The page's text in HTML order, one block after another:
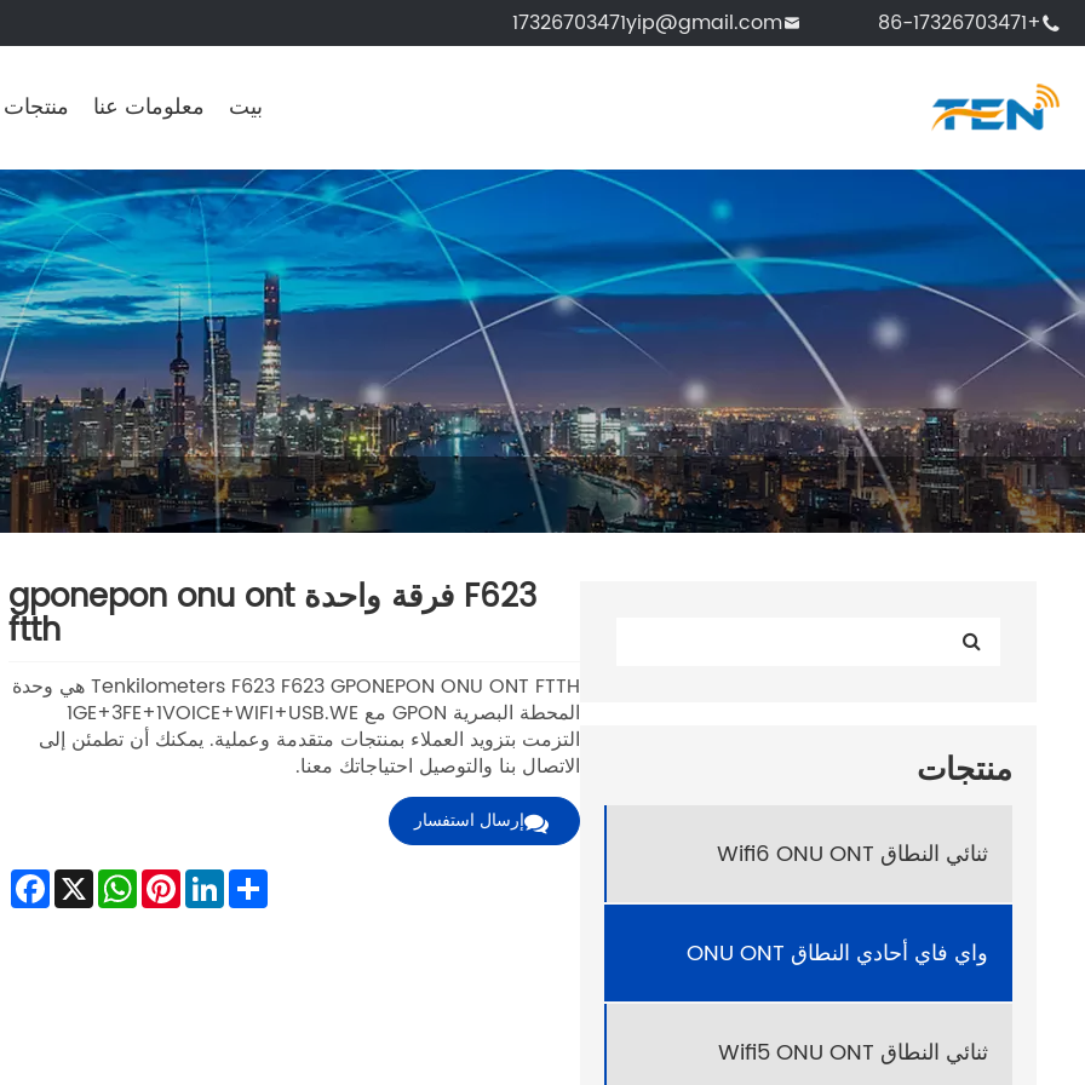

+86-17326703471

17326703471yip@gmail.com
بيت معلومات عنا منتجات
منتجات
ثنائي النطاق Wifi6 ONU ONT
واي فاي أحادي النطاق ONU ONT
ثنائي النطاق Wifi5 ONU ONT
F623 فرقة واحدة gponepon onu ont
ftth
Tenkilometers F623 F623 GPONEPON ONU ONT FTTH هي وحدة
المحطة البصرية GPON مع 1GE+3FE+1VOICE+WIFI+USB.WE
التزمت بتزويد العملاء بمنتجات متقدمة وعملية. يمكنك أن تطمئن إلى
الاتصال بنا والتوصيل احتياجاتك معنا.
إرسال استفسار
X
WhatsAppPinterestLinkedInShare